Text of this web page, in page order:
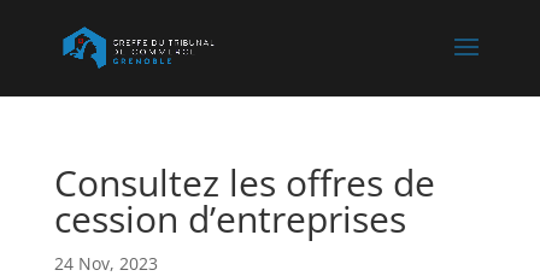
Consultez les offres de
cession d’entreprises
24 Nov, 2023